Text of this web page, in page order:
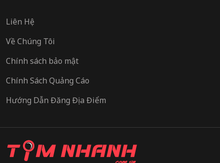
Liên Hệ
Về Chúng Tôi
Chính sách bảo mật
Chính Sách Quảng Cáo
Hướng Dẫn Đăng Địa Điểm